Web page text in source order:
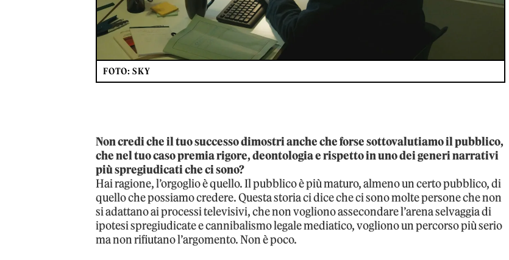
FOTO: SKY
Non credi che il tuo successo dimostri anche che forse sottovalutiamo il pubblico,
che nel tuo caso premia rigore, deontologia e rispetto in uno dei generi narrativi
più spregiudicati che ci sono?
Hai ragione, l’orgoglio è quello. Il pubblico è più maturo, almeno un certo pubblico, di
quello che possiamo credere. Questa storia ci dice che ci sono molte persone che non
si adattano ai processi televisivi, che non vogliono assecondare l’arena selvaggia di
ipotesi spregiudicate e cannibalismo legale mediatico, vogliono un percorso più serio
ma non rifiutano l’argomento. Non è poco.